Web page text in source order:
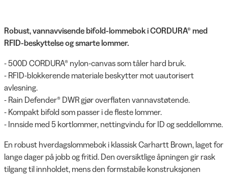
Robust, vannavvisende bifold-lommebok i CORDURA® med
RFID-beskyttelse og smarte lommer.
- 500D CORDURA® nylon-canvas som tåler hard bruk.
- RFID-blokkerende materiale beskytter mot uautorisert
avlesning.
- Rain Defender® DWR gjør overflaten vannavstøtende.
- Kompakt bifold som passer i de fleste lommer.
- Innside med 5 kortlommer, nettingvindu for ID og seddellomme.
En robust hverdagslommebok i klassisk Carhartt Brown, laget for
lange dager på jobb og fritid. Den oversiktlige åpningen gir rask
tilgang til innholdet, mens den formstabile konstruksjonen